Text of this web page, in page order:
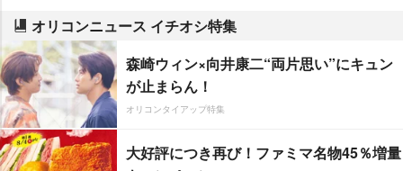
オリコンニュース イチオシ特集
森崎ウィン×向井康二“両片思い”にキュン
が止まらん！
オリコンタイアップ特集
大好評につき再び！ファミマ名物45％増量